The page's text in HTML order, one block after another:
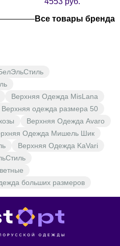
Все товары бренда
Верхняя Одежда MisLana
Верхняя одежда размера 50
Верхняя Одежда Avaro
Одежда Мишель Шик
Верхняя Одежда KaVari
больших размеров